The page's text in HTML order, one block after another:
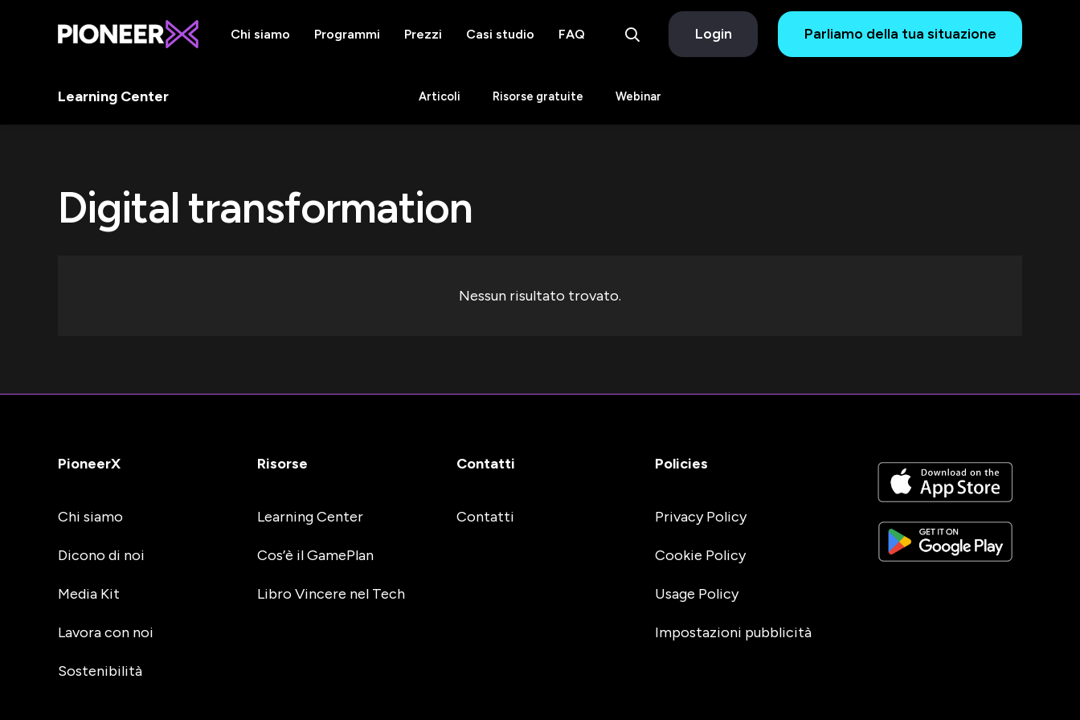
Chi siamo Programmi Prezzi Casi studio FAQ Login Parliamo della tua situazione
Learning Center Articoli Risorse gratuite Webinar
Digital transformation
Nessun risultato trovato.
PioneerX
Chi siamo
Dicono di noi
Media Kit
Lavora con noi
Sostenibilità
Risorse
Learning Center
Cos’è il GamePlan
Libro Vincere nel Tech
Contatti
Contatti
Policies
Privacy Policy
Cookie Policy
Usage Policy
Impostazioni pubblicità